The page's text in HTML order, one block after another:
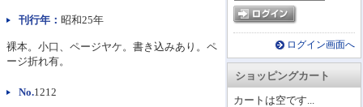
ログイン画面へ
ショッピングカート
カートは空です...
刊行年： 昭和25年
裸本。小口、ページヤケ。書き込みあり。ペ
ージ折れ有。
No.1212